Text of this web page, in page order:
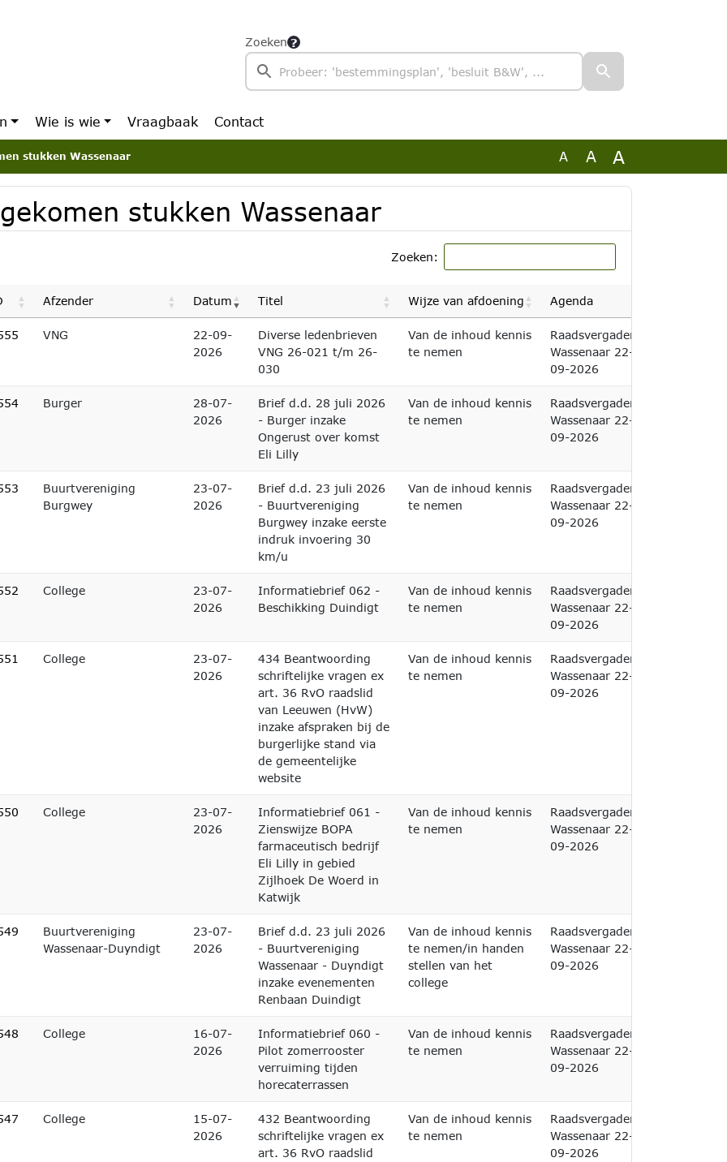
Zoeken
Wie is wie Vraagbaak Contact
stukken Wassenaar A A A
stukken Wassenaar
Zoeken:
Afzender Datum Titel Wijze van afdoening Agenda
VNG
22-09-
2026
Diverse ledenbrieven
VNG 26-021 t/m 26-
030
Van de inhoud kennis
te nemen
Raadsvergadering
Wassenaar 22-
09-2026
Burger
28-07-
2026
Brief d.d. 28 juli 2026
- Burger inzake
Ongerust over komst
Eli Lilly
Van de inhoud kennis
te nemen
Raadsvergadering
Wassenaar 22-
09-2026
Buurtvereniging
Burgwey
23-07-
2026
Brief d.d. 23 juli 2026
- Buurtvereniging
Burgwey inzake eerste
indruk invoering 30
km/u
Van de inhoud kennis
te nemen
Raadsvergadering
Wassenaar 22-
09-2026
College
23-07-
2026
Informatiebrief 062 -
Beschikking Duindigt
Van de inhoud kennis
te nemen
Raadsvergadering
Wassenaar 22-
09-2026
College
23-07-
2026
434 Beantwoording
schriftelijke vragen ex
art. 36 RvO raadslid
van Leeuwen (HvW)
inzake afspraken bij de
burgerlijke stand via
de gemeentelijke
website
Van de inhoud kennis
te nemen
Raadsvergadering
Wassenaar 22-
09-2026
College
23-07-
2026
Informatiebrief 061 -
Zienswijze BOPA
farmaceutisch bedrijf
Eli Lilly in gebied
Zijlhoek De Woerd in
Katwijk
Van de inhoud kennis
te nemen
Raadsvergadering
Wassenaar 22-
09-2026
Buurtvereniging
Wassenaar-Duyndigt
23-07-
2026
Brief d.d. 23 juli 2026
- Buurtvereniging
Wassenaar - Duyndigt
inzake evenementen
Renbaan Duindigt
Van de inhoud kennis
te nemen/in handen
stellen van het
college
Raadsvergadering
Wassenaar 22-
09-2026
College
16-07-
2026
Informatiebrief 060 -
Pilot zomerrooster
verruiming tijden
horecaterrassen
Van de inhoud kennis
te nemen
Raadsvergadering
Wassenaar 22-
09-2026
College
15-07-
2026
432 Beantwoording
schriftelijke vragen ex
art. 36 RvO raadslid
Van de inhoud kennis
te nemen
Raadsvergadering
Wassenaar 22-
09-2026